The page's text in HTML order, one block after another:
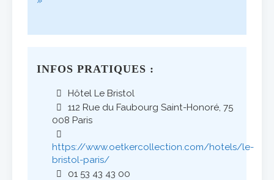
INFOS PRATIQUES :
Hôtel Le Bristol
112 Rue du Faubourg Saint-Honoré, 75
008 Paris
https://www.oetkercollection.com/hotels/le-
bristol-paris/
01 53 43 43 00